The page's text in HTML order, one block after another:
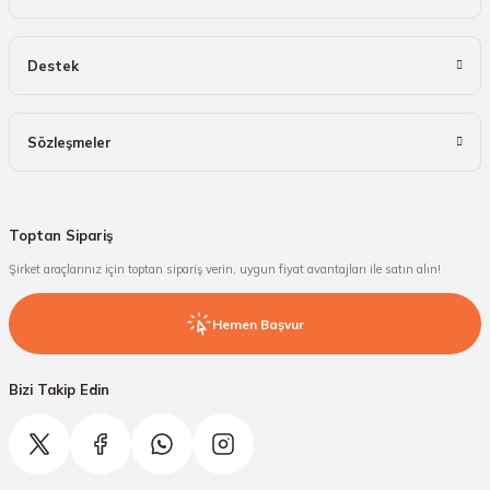
Destek
Sözleşmeler
Toptan Sipariş
Şirket araçlarınız için toptan sipariş verin, uygun fiyat avantajları ile satın alın!
Hemen Başvur
Bizi Takip Edin